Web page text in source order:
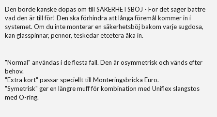
Den borde kanske döpas om till SÄKERHETSBÖJ - För det säger bättre
vad den är till för! Den ska förhindra att långa föremål kommer in i
systemet. Om du inte monterar en säkerhetsböj bakom varje sugdosa,
kan glasspinnar, pennor, teskedar etcetera åka in.
"Normal" användas i de flesta fall. Den är osymmetrisk och vänds efter
behov.
"Extra kort" passar speciellt till Monteringsbricka Euro.
"Symetrisk" ger en längre muff för kombination med Uniflex slangstos
med O-ring.